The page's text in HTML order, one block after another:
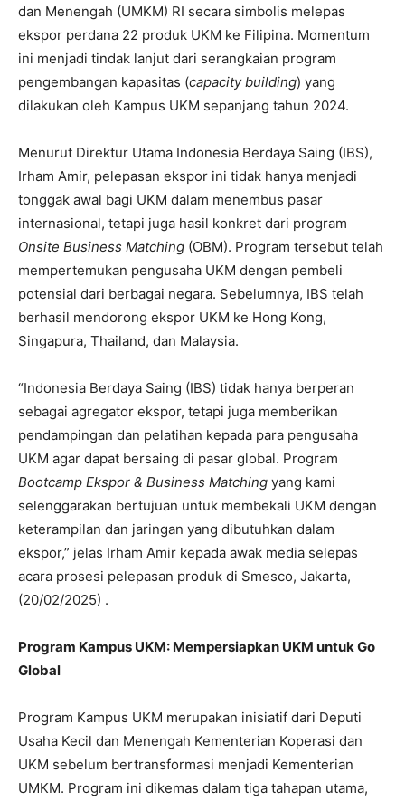
dan Menengah (UMKM) RI secara simbolis melepas
ekspor perdana 22 produk UKM ke Filipina. Momentum
ini menjadi tindak lanjut dari serangkaian program
pengembangan kapasitas (capacity building) yang
dilakukan oleh Kampus UKM sepanjang tahun 2024.
Menurut Direktur Utama Indonesia Berdaya Saing (IBS),
Irham Amir, pelepasan ekspor ini tidak hanya menjadi
tonggak awal bagi UKM dalam menembus pasar
internasional, tetapi juga hasil konkret dari program
Onsite Business Matching (OBM). Program tersebut telah
mempertemukan pengusaha UKM dengan pembeli
potensial dari berbagai negara. Sebelumnya, IBS telah
berhasil mendorong ekspor UKM ke Hong Kong,
Singapura, Thailand, dan Malaysia.
“Indonesia Berdaya Saing (IBS) tidak hanya berperan
sebagai agregator ekspor, tetapi juga memberikan
pendampingan dan pelatihan kepada para pengusaha
UKM agar dapat bersaing di pasar global. Program
Bootcamp Ekspor & Business Matching yang kami
selenggarakan bertujuan untuk membekali UKM dengan
keterampilan dan jaringan yang dibutuhkan dalam
ekspor,” jelas Irham Amir kepada awak media selepas
acara prosesi pelepasan produk di Smesco, Jakarta,
(20/02/2025) .
Program Kampus UKM: Mempersiapkan UKM untuk Go
Global
Program Kampus UKM merupakan inisiatif dari Deputi
Usaha Kecil dan Menengah Kementerian Koperasi dan
UKM sebelum bertransformasi menjadi Kementerian
UMKM. Program ini dikemas dalam tiga tahapan utama,